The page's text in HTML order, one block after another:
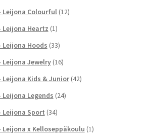
Leijona Colourful (12)
Leijona Heartz (1)
Leijona Hoods (33)
Leijona Jewelry (16)
Leijona Kids & Junior (42)
Leijona Legends (24)
Leijona Sport (34)
Leijona x Kelloseppäkoulu (1)